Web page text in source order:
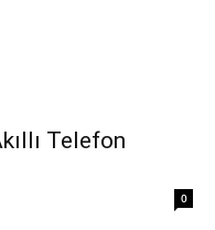
Telefon
0